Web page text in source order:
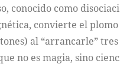
conocido como
convierte el
al “arrancarle”
no es magia, sino